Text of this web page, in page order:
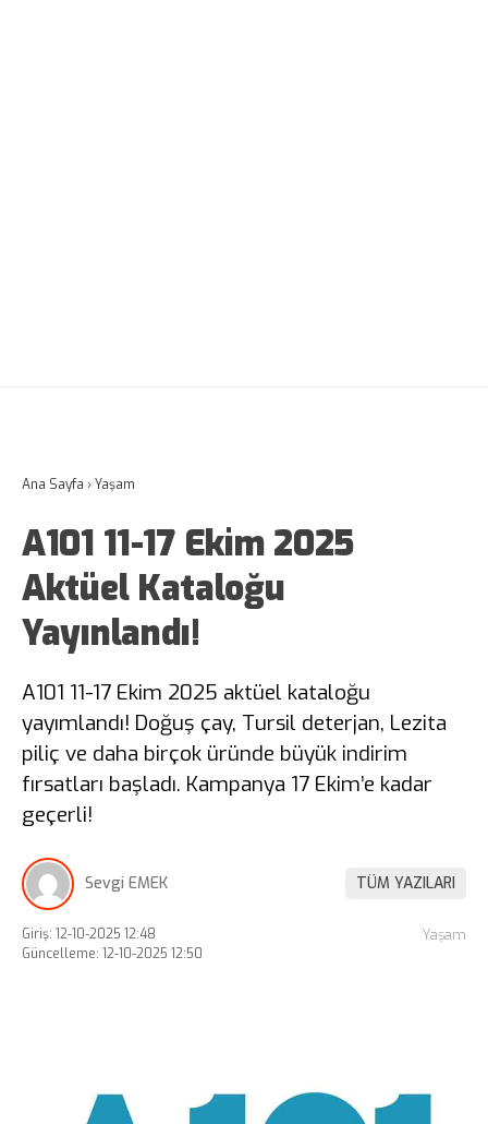
Ana Sayfa ›Yaşam
A101 11-17 Ekim 2025
Aktüel Kataloğu
Yayınlandı!
A101 11-17 Ekim 2025 aktüel kataloğu
yayımlandı! Doğuş çay, Tursil deterjan, Lezita
piliç ve daha birçok üründe büyük indirim
fırsatları başladı. Kampanya 17 Ekim’e kadar
geçerli!
Sevgi EMEK TÜM YAZILARI
Giriş: 12-10-2025 12:48
Güncelleme: 12-10-2025 12:50
Yaşam